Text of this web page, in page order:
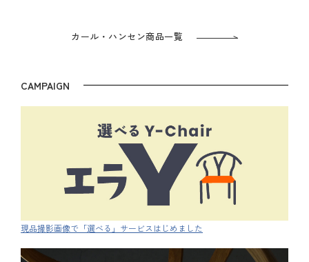
カール・ハンセン商品一覧
CAMPAIGN
現品撮影画像で「選べる」サービスはじめました